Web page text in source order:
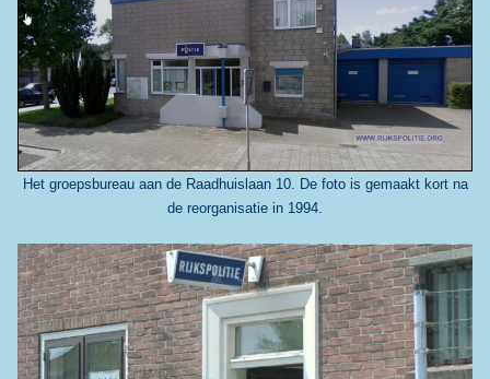
Het groepsbureau aan de Raadhuislaan 10. De foto is gemaakt kort na
de reorganisatie in 1994.